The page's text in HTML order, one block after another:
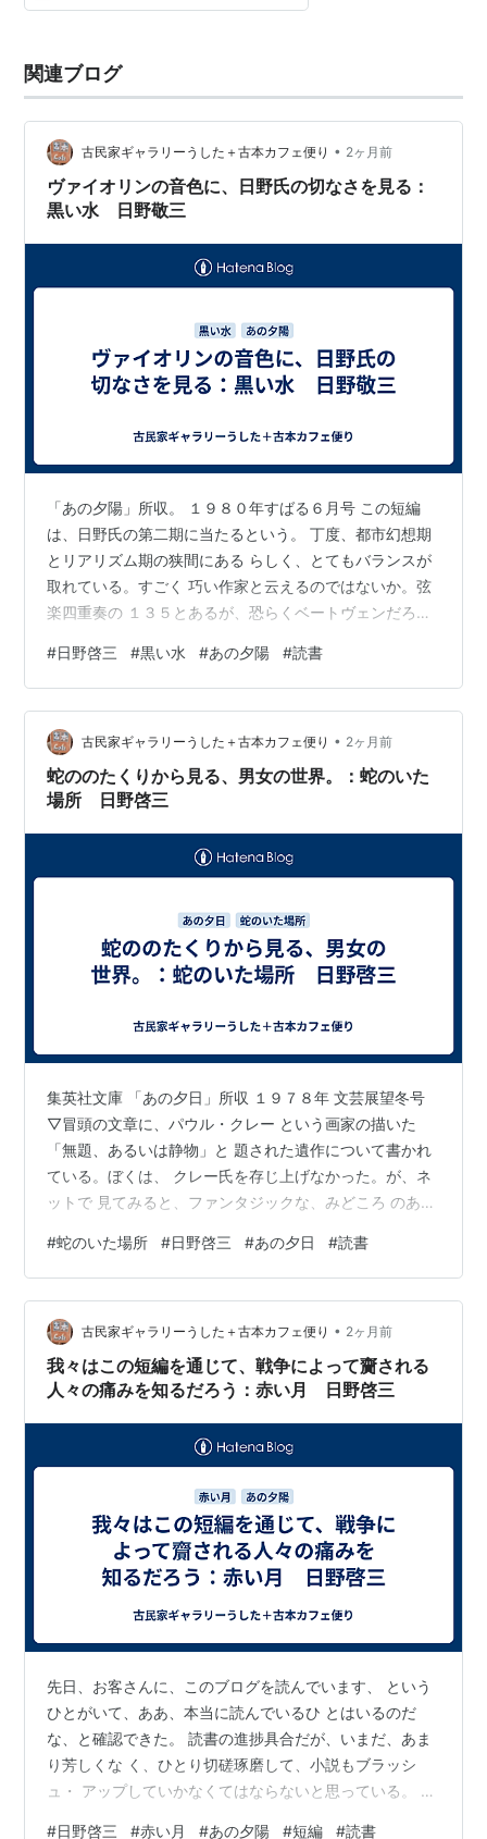
関連ブログ
古民家ギャラリーうした＋古本カフェ便り • 2ヶ月前
ヴァイオリンの音色に、日野氏の切なさを見る：
黒い水 日野敬三
「あの夕陽」所収。 １９８０年すばる６月号 この短編
は、日野氏の第二期に当たるという。 丁度、都市幻想期
とリアリズム期の狭間にある らしく、とてもバランスが
取れている。すごく 巧い作家と云えるのではないか。弦
楽四重奏の １３５とあるが、恐らくベートヴェンだろ
家。その女に「死にたい」と云われるくだり でそのヴァ
イオリンの曲を聴いたのだが、とても よく合った。自然
と涙が溢れて来るような感じ。 昔の好きだった女の家を
探す姿は切なく、その街も 全く変わってしまったので、
あるはずもなく。 そして、この短編のハイライトの急に
浴衣を脱ぎ捨て、崖に飛び込…
#日野啓三 #黒い水 #あの夕陽 #読書
古民家ギャラリーうした＋古本カフェ便り • 2ヶ月前
蛇ののたくりから見る、男女の世界。：蛇のいた
場所 日野啓三
集英社文庫 「あの夕日」所収 １９７８年 文芸展望冬号
▽冒頭の文章に、パウル・クレー という画家の描いた
「無題、あるいは静物」と 題された遺作について書かれ
ている。ぼくは、 クレー氏を存じ上げなかった。が、ネ
ットで 見てみると、ファンタジックな、みどころ のある
で、彼女に会ってくれないか、という 電話がある。日野
氏は、会う事はしなかった、 と書かれている。庭の無花
果の木に蛇が二匹 のたくり、絡みあう姿が、怪しく描写
される。 そのあと、戦前に、郁子さんと暮らしていたこ
ろに 今で言う（云うのか？）Bをしたことが明かされ
る。 こういう文学者は女性を裏…
#蛇のいた場所 #日野啓三 #あの夕日 #読書
古民家ギャラリーうした＋古本カフェ便り • 2ヶ月前
我々はこの短編を通じて、戦争によって齎される
人々の痛みを知るだろう：赤い月 日野啓三
先日、お客さんに、このブログを読んでいます、 という
ひとがいて、ああ、本当に読んでいるひ とはいるのだ
な、と確認できた。 読書の進捗具合だが、いまだ、あま
り芳しくな く、ひとり切磋琢磨して、小説もブラッシ
ュ・ アップしていかなくてはならないと思っている。 上
#日野啓三 #赤い月 #あの夕陽 #短編 #読書